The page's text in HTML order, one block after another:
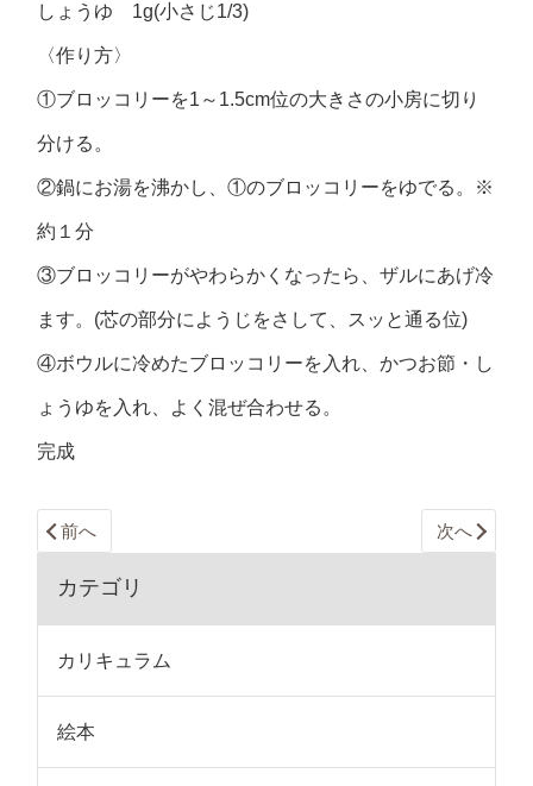
しょうゆ 1g(小さじ1/3)
〈作り方〉
①ブロッコリーを1～1.5cm位の大きさの小房に切り
分ける。
②鍋にお湯を沸かし、①のブロッコリーをゆでる。※
約１分
③ブロッコリーがやわらかくなったら、ザルにあげ冷
ます。(芯の部分にようじをさして、スッと通る位)
④ボウルに冷めたブロッコリーを入れ、かつお節・し
ょうゆを入れ、よく混ぜ合わせる。
完成
前へ 次へ
カテゴリ
カリキュラム
絵本